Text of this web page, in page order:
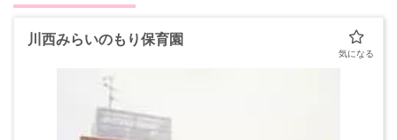
川西みらいのもり保育園